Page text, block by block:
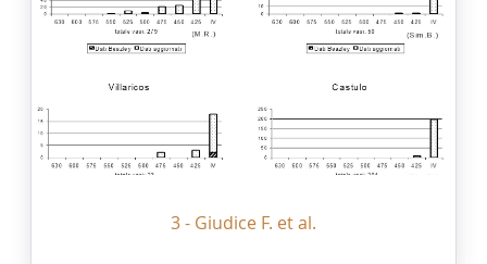
3 - Giudice F. et al.